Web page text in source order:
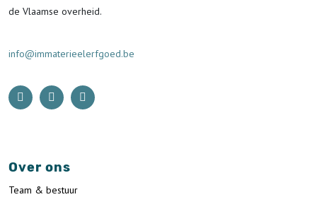
de Vlaamse overheid.
info@immaterieelerfgoed.be
Over ons
Team & bestuur